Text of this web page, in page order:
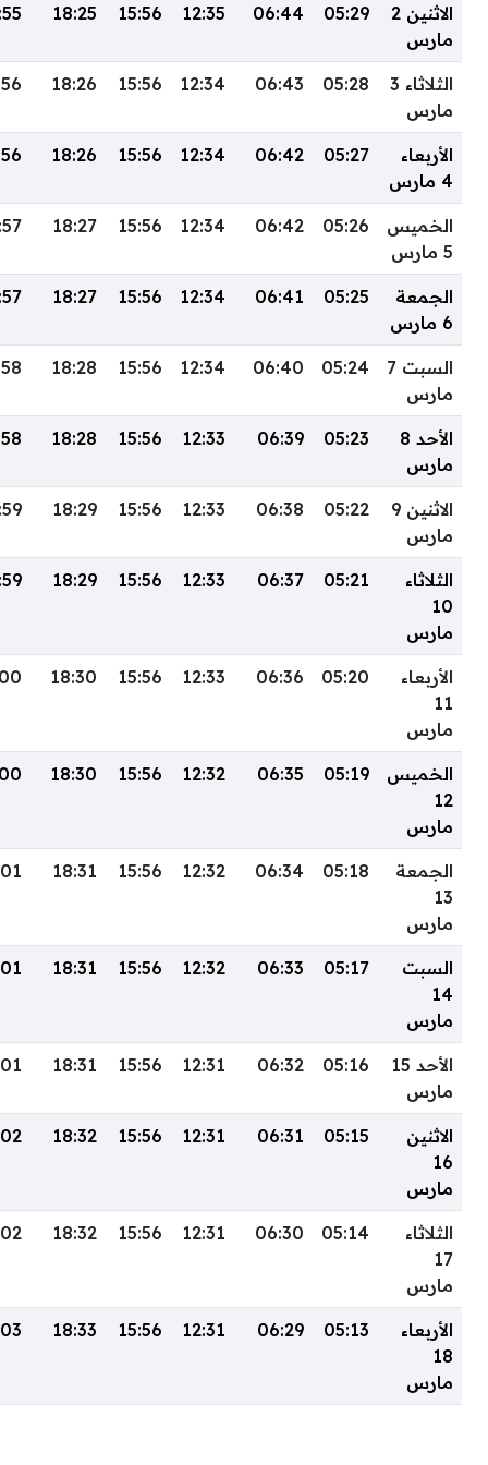
الاثنين 2
مارس
05:29
06:44
12:35
15:56
18:25
الثلاثاء 3
مارس
05:28
06:43
12:34
15:56
18:26
الأربعاء
4 مارس
05:27
06:42
12:34
15:56
18:26
الخميس
5 مارس
05:26
06:42
12:34
15:56
18:27
الجمعة
6 مارس
05:25
06:41
12:34
15:56
18:27
السبت 7
مارس
05:24
06:40
12:34
15:56
18:28
الأحد 8
مارس
05:23
06:39
12:33
15:56
18:28
الاثنين 9
مارس
05:22
06:38
12:33
15:56
18:29
الثلاثاء
10
مارس
05:21
06:37
12:33
15:56
18:29
الأربعاء
11
مارس
05:20
06:36
12:33
15:56
18:30
الخميس
12
مارس
05:19
06:35
12:32
15:56
18:30
الجمعة
13
مارس
05:18
06:34
12:32
15:56
18:31
السبت
14
مارس
05:17
06:33
12:32
15:56
18:31
الأحد 15
مارس
05:16
06:32
12:31
15:56
18:31
الاثنين
16
مارس
05:15
06:31
12:31
15:56
18:32
الثلاثاء
17
مارس
05:14
06:30
12:31
15:56
18:32
الأربعاء
18
مارس
05:13
06:29
12:31
15:56
18:33